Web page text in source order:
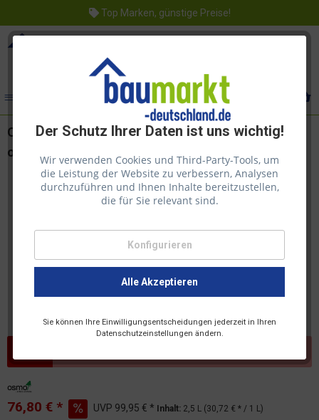
Top Marken, günstige Preise!
Der Schutz Ihrer Daten ist uns wichtig!
Wir verwenden Cookies und Third-Party-Tools, um
die Leistung der Website zu verbessern, Analysen
durchzuführen und Ihnen Inhalte bereitzustellen,
die für Sie relevant sind.
Konfigurieren
Alle Akzeptieren
Sie können Ihre Einwilligungsentscheidungen jederzeit in Ihren
Datenschutzeinstellungen ändern.
Osmo Hartwachsöl Nr. 3032 | Seidenmatt 2,5l für
optimalen Oberflächenschutz
76,80 € * UVP 99,95 € * Inhalt: 2,5 L (30,72 € * / 1 L)